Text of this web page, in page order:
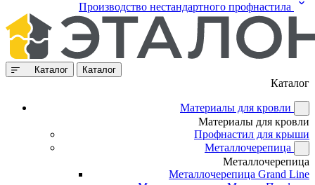
Производство нестандартного профнастила
Каталог Каталог
Каталог
Материалы для кровли
Материалы для кровли
Профнастил для крыши
Металлочерепица
Металлочерепица
Металлочерепица Grand Line